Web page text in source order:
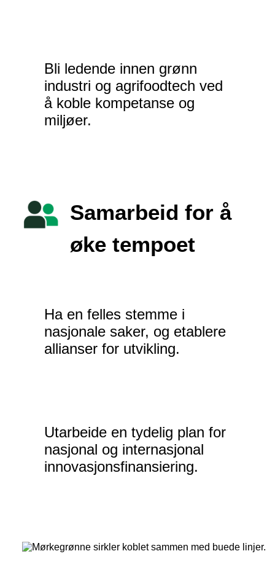
Bli ledende innen grønn
industri og agrifoodtech ved
å koble kompetanse og
miljøer.
Samarbeid for å
øke tempoet
Ha en felles stemme i
nasjonale saker, og etablere
allianser for utvikling.
Utarbeide en tydelig plan for
nasjonal og internasjonal
innovasjonsfinansiering.